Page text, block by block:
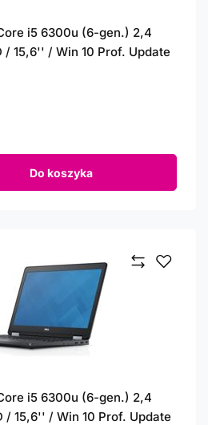
i5 6300u (6-gen.) 2,4
/ 15,6'' / Win 10 Prof. Update
Do koszyka
i5 6300u (6-gen.) 2,4
/ 15,6'' / Win 10 Prof. Update